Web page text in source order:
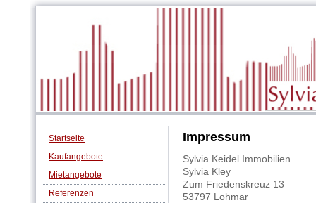
Startseite
Kaufangebote
Mietangebote
Referenzen
Impressum
Sylvia Keidel Immobilien
Sylvia Kley
Zum Friedenskreuz 13
53797 Lohmar